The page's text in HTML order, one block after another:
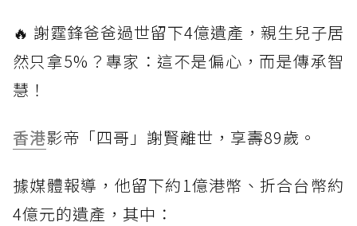
🔥 謝霆鋒爸爸過世留下4億遺產，親生兒子居
然只拿5%？專家：這不是偏心，而是傳承智
慧！
香港影帝「四哥」謝賢離世，享壽89歲。
據媒體報導，他留下約1億港幣、折合台幣約
4億元的遺產，其中：